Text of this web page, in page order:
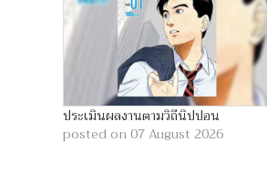
ประเมินผลงานตามวิถีนิปปอน
posted on 07 August 2026